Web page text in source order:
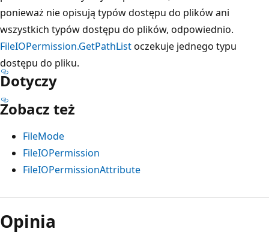
ponieważ nie opisują typów dostępu do plików ani
wszystkich typów dostępu do plików, odpowiednio.
FileIOPermission.GetPathListoczekuje jednego typu
dostępu do pliku.
Dotyczy
Zobacz też
FileMode
FileIOPermission
FileIOPermissionAttribute
Opinia